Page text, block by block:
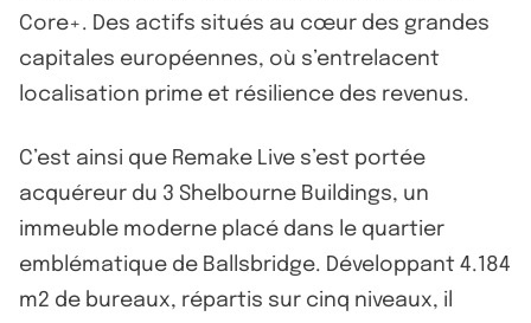
Core+. Des actifs situés au cœur des grandes
capitales européennes, où s’entrelacent
localisation prime et résilience des revenus.
C’est ainsi que Remake Live s’est portée
acquéreur du 3 Shelbourne Buildings, un
immeuble moderne placé dans le quartier
emblématique de Ballsbridge. Développant 4.184
m2 de bureaux, répartis sur cinq niveaux, il